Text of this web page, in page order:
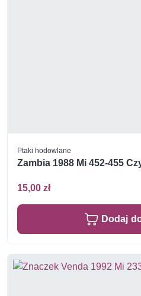
Ptaki hodowlane
Zambia 1988 Mi 452-455
15,00 zł
Dodaj